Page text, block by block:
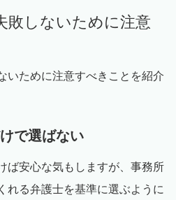
敗しないために注意
いために注意すべきことを紹介
で選ばない
ば安心な気もしますが、事務所
れる弁護士を基準に選ぶように